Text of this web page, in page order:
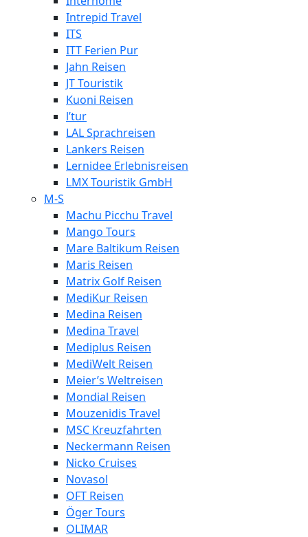
Intrepid Travel
ITS
ITT Ferien Pur
Jahn Reisen
JT Touristik
Kuoni Reisen
l’tur
LAL Sprachreisen
Lankers Reisen
Lernidee Erlebnisreisen
LMX Touristik GmbH
M-S
Machu Picchu Travel
Mango Tours
Mare Baltikum Reisen
Maris Reisen
Matrix Golf Reisen
MediKur Reisen
Medina Reisen
Medina Travel
Mediplus Reisen
MediWelt Reisen
Meier’s Weltreisen
Mondial Reisen
Mouzenidis Travel
MSC Kreuzfahrten
Neckermann Reisen
Nicko Cruises
Novasol
OFT Reisen
Öger Tours
OLIMAR